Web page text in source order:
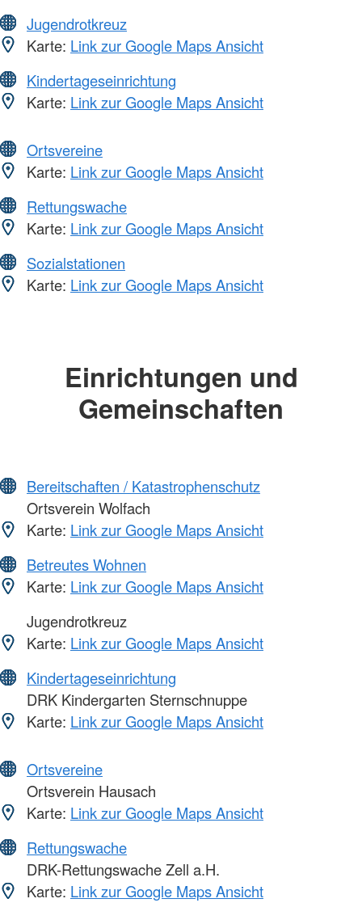
Jugendrotkreuz
Karte: Link zur Google Maps Ansicht
Kindertageseinrichtung
Karte: Link zur Google Maps Ansicht
Ortsvereine
Karte: Link zur Google Maps Ansicht
Rettungswache
Karte: Link zur Google Maps Ansicht
Sozialstationen
Karte: Link zur Google Maps Ansicht
Einrichtungen und
Gemeinschaften
Bereitschaften / Katastrophenschutz
Ortsverein Wolfach
Karte: Link zur Google Maps Ansicht
Betreutes Wohnen
Karte: Link zur Google Maps Ansicht
Jugendrotkreuz
Karte: Link zur Google Maps Ansicht
Kindertageseinrichtung
DRK Kindergarten Sternschnuppe
Karte: Link zur Google Maps Ansicht
Ortsvereine
Ortsverein Hausach
Karte: Link zur Google Maps Ansicht
Rettungswache
DRK-Rettungswache Zell a.H.
Karte: Link zur Google Maps Ansicht